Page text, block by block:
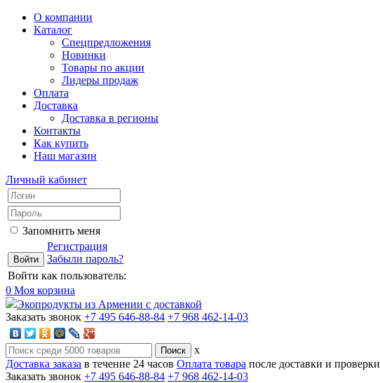
О компании
Каталог
Спецпредложения
Новинки
Товары по акции
Лидеры продаж
Оплата
Доставка
Доставка в регионы
Контакты
Как купить
Наш магазин
Личный кабинет
Запомнить меня
Регистрация
Забыли пароль?
Войти как пользователь:
0 Моя корзина
Экопродукты из Армении с доставкой
Заказать звонок +7 495 646-88-84 +7 968 462-14-03
x
Доставка заказа в течение 24 часов Оплата товара после доставки и проверки
Заказать звонок +7 495 646-88-84 +7 968 462-14-03